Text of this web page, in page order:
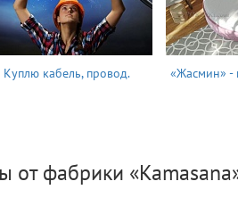
Куплю кабель, провод. «Жасмин» -
от фабрики